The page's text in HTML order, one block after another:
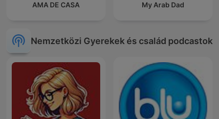
AMA DE CASA My Arab Dad
Nemzetközi Gyerekek és család podcastok